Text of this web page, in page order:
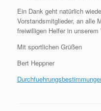
Ein Dank geht natürlich
Vorstandsmitglieder, an alle
freiwilligen Helfer in unserem
Mit sportlichen Grüßen
Bert Heppner